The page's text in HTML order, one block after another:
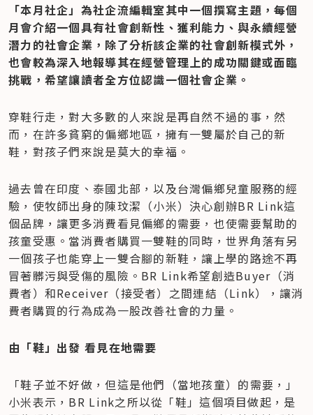
「本月社企」為社企流編輯室其中一個撰寫主題，每個
月會介紹一個具有社會創新性、獲利能力、與永續經營
潛力的社會企業，除了分析該企業的社會創新模式外，
也會較為深入地報導其在經營管理上的成功關鍵或面臨
挑戰，希望讓讀者全方位認識一個社會企業。
穿鞋行走，對大多數的人來說是再自然不過的事，然
而，在許多貧窮的偏鄉地區，擁有一雙屬於自己的新
鞋，對孩子們來說是莫大的幸福。
過去曾在印度、泰國北部，以及台灣偏鄉兒童服務的經
驗，使牧師出身的陳玟潔（小米）決心創辦BR Link這
個品牌，讓更多消費看見偏鄉的需要，也使需要幫助的
孩童受惠。當消費者購買一雙鞋的同時，世界角落有另
一個孩子也能穿上一雙合腳的新鞋，讓上學的路途不再
冒著髒污與受傷的風險。BR Link希望創造Buyer（消
費者）和Receiver（接受者）之間連結（Link），讓消
費者購買的行為成為一股改善社會的力量。
由「鞋」出發 看見在地需要
「鞋子並不好做，但這是他們（當地孩童）的需要，」
小米表示，BR Link之所以從「鞋」這個項目做起，是